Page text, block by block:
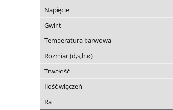
Napięcie
Gwint
Temperatura barwowa
Rozmiar (d,s,h,ø)
Trwałość
Ilość włączeń
Ra